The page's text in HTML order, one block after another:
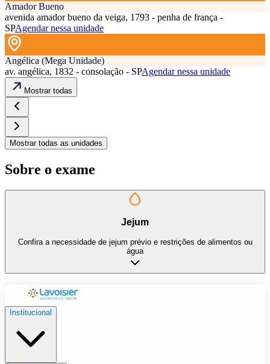
Amador Bueno
avenida amador bueno da veiga, 1793 - penha de frança -
SPAgendar nessa unidade
Angélica (Mega Unidade)
av. angélica, 1832 - consolação - SPAgendar nessa unidade
Mostrar todas
Mostrar todas as unidades
Sobre o exame
Jejum
Confira a necessidade de jejum prévio e restrições de alimentos ou
água
Institucional